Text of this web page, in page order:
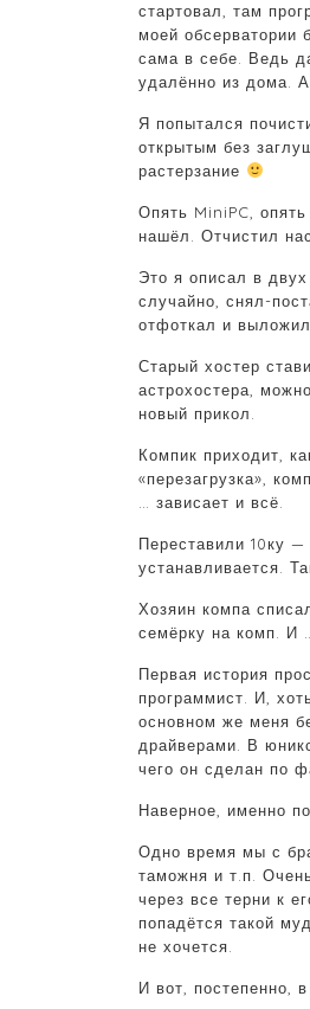
стартовал, там
моей обсерватории
сама в себе. Ведь
удалённо из дома.
Я попытался
открытым без
растерзание
Опять MiniPC,
нашёл. Отчистил
Это я описал в
случайно, снял-
отфоткал и
Старый хостер
астрохостера,
новый прикол.
Компик приходит,
«перезагрузка»,
… зависает и всё.
Переставили 10ку
устанавливается.
Хозяин компа
семёрку на комп. И
Первая история
программист. И,
основном же меня
драйверами. В
чего он сделан по
Наверное, именно
Одно время мы с
таможня и т.п.
через все терни к
попадётся такой
не хочется.
И вот, постепенно,